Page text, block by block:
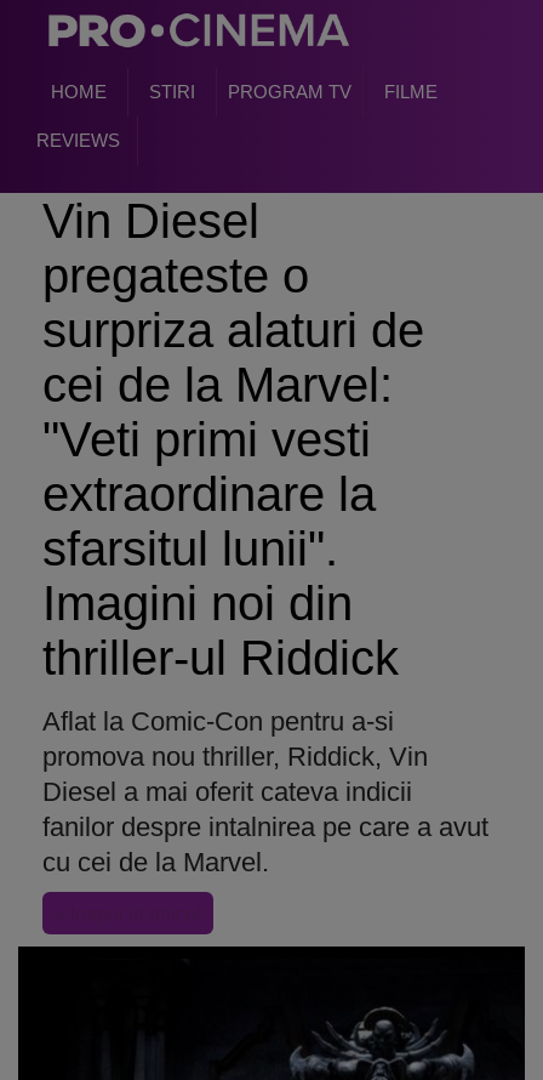
HOME STIRI PROGRAM TV FILME
REVIEWS
Vin Diesel
pregateste o
surpriza alaturi de
cei de la Marvel:
"Veti primi vesti
extraordinare la
sfarsitul lunii".
Imagini noi din
thriller-ul Riddick
Aflat la Comic-Con pentru a-si
promova nou thriller, Riddick, Vin
Diesel a mai oferit cateva indicii
fanilor despre intalnirea pe care a avut
cu cei de la Marvel.